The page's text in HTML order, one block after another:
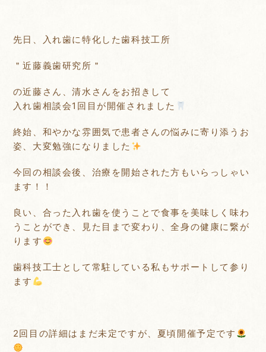
先日、入れ歯に特化した歯科技工所
＂近藤義歯研究所＂
の近藤さん、清水さんをお招きして
入れ歯相談会1回目が開催されました
終始、和やかな雰囲気で患者さんの悩みに寄り添うお
姿、大変勉強になりました
今回の相談会後、治療を開始された方もいらっしゃい
ます！！
良い、合った入れ歯を使うことで食事を美味しく味わ
うことができ、見た目まで変わり、全身の健康に繋が
ります
歯科技工士として常駐している私もサポートして参り
ます
2回目の詳細はまだ未定ですが、夏頃開催予定です